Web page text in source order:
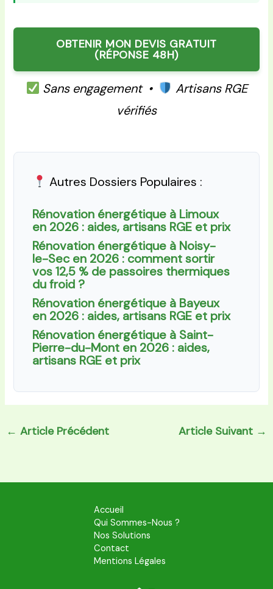
OBTENIR MON DEVIS GRATUIT
(RÉPONSE 48H)
Sans engagement •
Artisans RGE
vérifiés
Autres Dossiers Populaires :
Rénovation énergétique à Limoux
en 2026 : aides, artisans RGE et prix
Rénovation énergétique à Noisy-
le-Sec en 2026 : comment sortir
vos 12,5 % de passoires thermiques
du froid ?
Rénovation énergétique à Bayeux
en 2026 : aides, artisans RGE et prix
Rénovation énergétique à Saint-
Pierre-du-Mont en 2026 : aides,
artisans RGE et prix
← Article Précédent Article Suivant →
Accueil
Qui Sommes-Nous ?
Nos Solutions
Contact
Mentions Légales